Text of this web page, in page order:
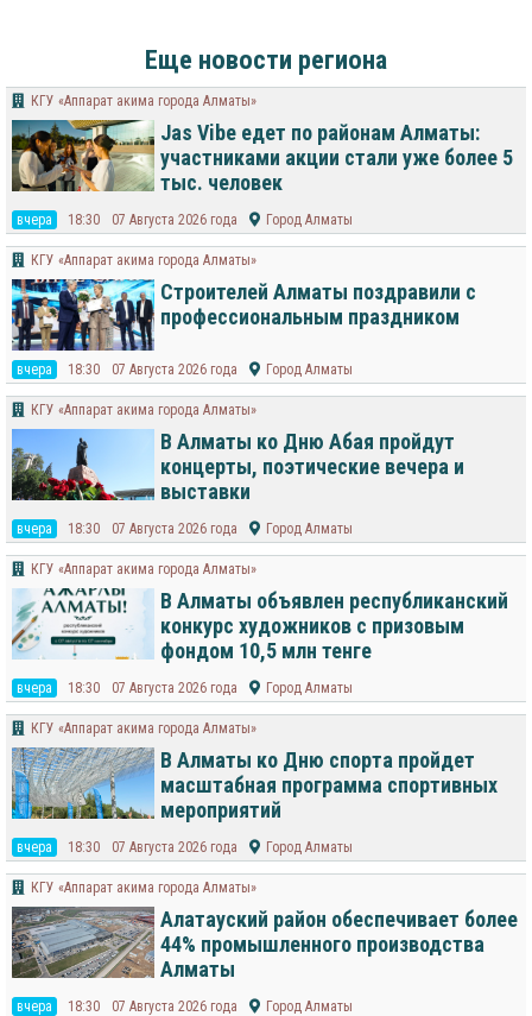
Еще новости региона
КГУ «Аппарат акима города Алматы»
Jas Vibe едет по районам Алматы:
участниками акции стали уже более 5
тыс. человек
вчера 18:30 07 Августа 2026 года Город Алматы
КГУ «Аппарат акима города Алматы»
Строителей Алматы поздравили с
профессиональным праздником
вчера 18:30 07 Августа 2026 года Город Алматы
КГУ «Аппарат акима города Алматы»
В Алматы ко Дню Абая пройдут
концерты, поэтические вечера и
выставки
вчера 18:30 07 Августа 2026 года Город Алматы
КГУ «Аппарат акима города Алматы»
В Алматы объявлен республиканский
конкурс художников с призовым
фондом 10,5 млн тенге
вчера 18:30 07 Августа 2026 года Город Алматы
КГУ «Аппарат акима города Алматы»
В Алматы ко Дню спорта пройдет
масштабная программа спортивных
мероприятий
вчера 18:30 07 Августа 2026 года Город Алматы
КГУ «Аппарат акима города Алматы»
Алатауский район обеспечивает более
44% промышленного производства
Алматы
вчера 18:30 07 Августа 2026 года Город Алматы